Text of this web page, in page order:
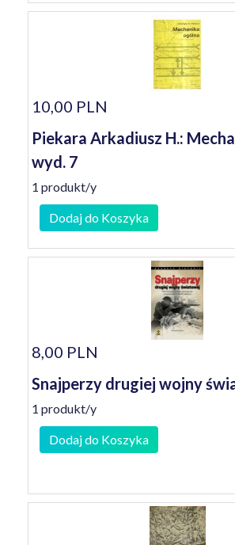
10,00 PLN
Piekara Arkadiusz H.:
wyd. 7
1 produkt/y
Dodaj do Koszyka
8,00 PLN
Snajperzy drugiej wojny
1 produkt/y
Dodaj do Koszyka